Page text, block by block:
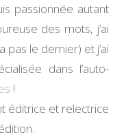
passionnée autant
des mots, j’ai
le dernier) et j’ai
dans l’auto-
!
éditrice et relectrice